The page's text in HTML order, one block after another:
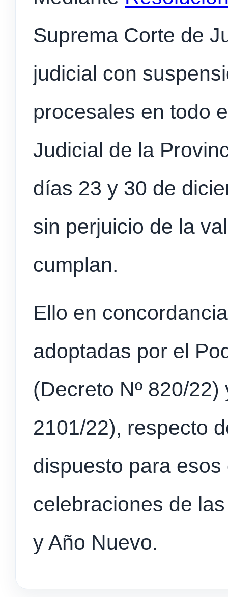
Suprema Corte de
judicial con
procesales en todo
Judicial de la
días 23 y 30 de
sin perjuicio de la
cumplan.
Ello en
adoptadas por el
(Decreto Nº 820/
2101/22), respecto
dispuesto para
celebraciones de
y Año Nuevo.